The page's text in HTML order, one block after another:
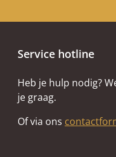
Service hotline
Heb je hulp nodig?
je graag.
Of via ons